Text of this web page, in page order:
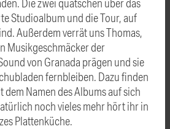
Studioalbum und die Tour, auf
Außerdem verrät uns Thomas,
Musikgeschmäcker der
von Granada prägen und sie
fernbleiben. Dazu finden
dem Namen des Albums auf sich
noch vieles mehr hört ihr in
Plattenküche.